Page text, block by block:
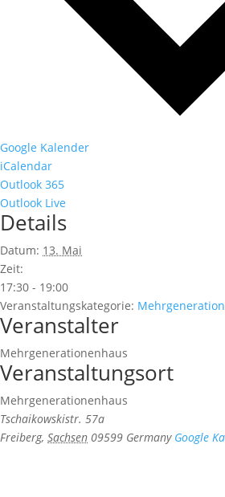
Google Kalender
iCalendar
Outlook 365
Outlook Live
Details
Datum: 13. Mai
Zeit:
17:30 - 19:00
Veranstaltungskategorie:
Veranstalter
Mehrgenerationenhaus
Veranstaltungsort
Mehrgenerationenhaus
Tschaikowskistr. 57a
Freiberg, Sachsen 09599 Germany Google